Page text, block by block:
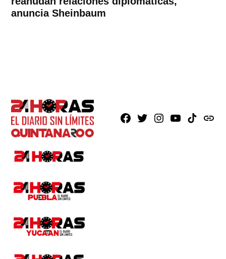
anuncia Sheinbaum
Facebook
X Instagram
YoutubeTikTokissuu